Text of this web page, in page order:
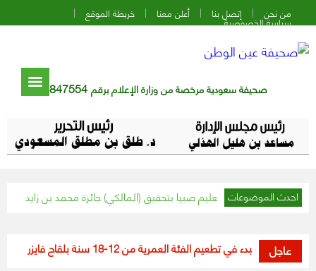
من نحن إتصل بنا أعلن معنا خريطة الموقع
سياسة الخصوصية
صحيفة سعودية مرخصة من وزارة الإعلام برقم 847554
احدث الموضوعات
وزارة التعليم وتعليم صبيا بتحقيق (المالكي) جائزة محمد بن زايد لأفضل
عاجل
البدء في تطعيم الفئة العمرية من 12-18 سنة بلقاح فايزر بيونتك